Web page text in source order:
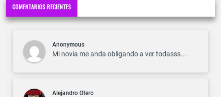
COMENTARIOS RECIENTES
Anonymous
Mi novia me anda obligando a ver todasss...
Alejandro Otero